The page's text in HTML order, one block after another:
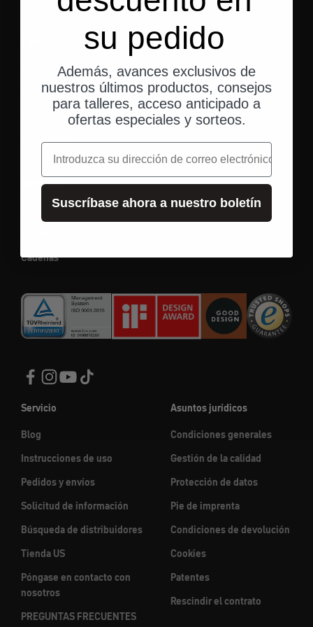
Herramienta
Aceites
Materiales
Conectividad
Soporte para móvil
Auriculares para casco
Seguridad
Cerraduras
Cadenas
Servicio
Blog
Instrucciones de uso
Pedidos y envíos
Solicitud de información
Búsqueda de distribuidores
Tienda US
Póngase en contacto con
nosotros
PREGUNTAS FRECUENTES
Asuntos jurídicos
Condiciones generales
Gestión de la calidad
Protección de datos
Pie de imprenta
Condiciones de devolución
Cookies
Patentes
Rescindir el contrato
su pedido
Además, avances exclusivos de
nuestros últimos productos, consejos
para talleres, acceso anticipado a
ofertas especiales y sorteos.
correo electrónico
Suscríbase ahora a nuestro boletín